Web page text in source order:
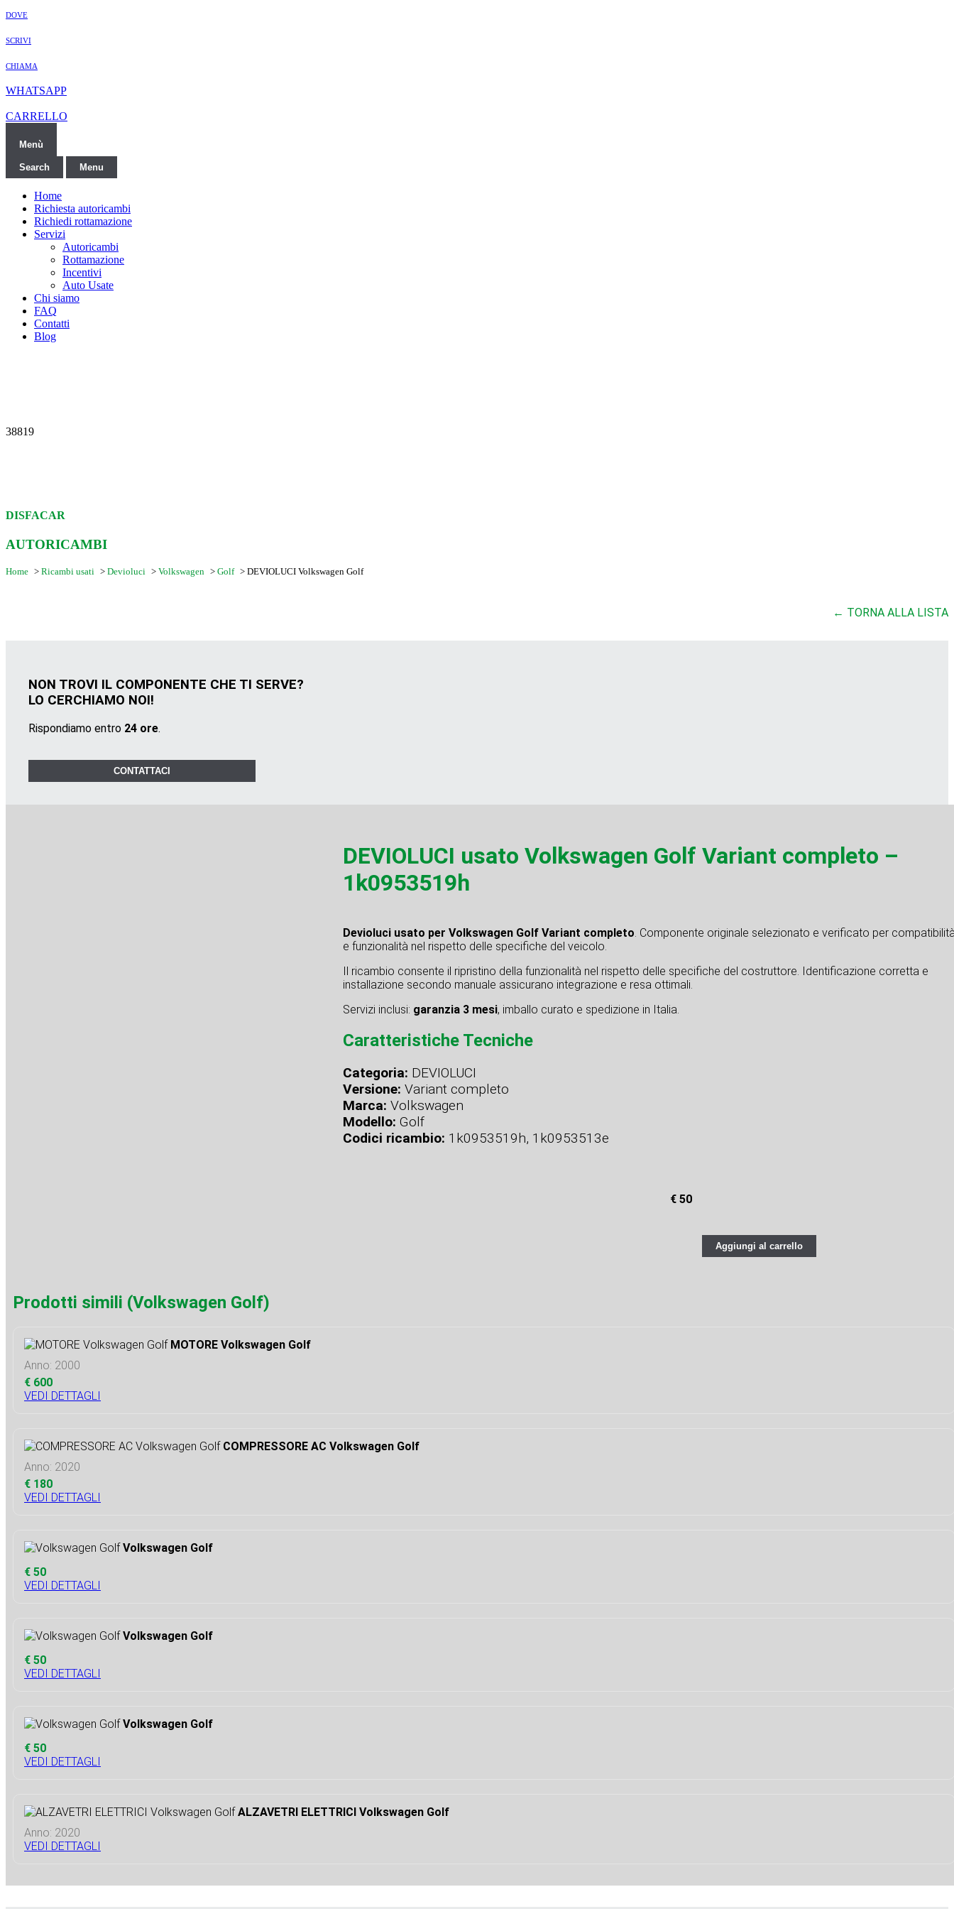
DOVE
SCRIVI
CHIAMA
WHATSAPP
CARRELLO
Menù
Search Menu
Home
Richiesta autoricambi
Richiedi rottamazione
Servizi
Autoricambi
Rottamazione
Incentivi
Auto Usate
Chi siamo
FAQ
Contatti
Blog
38819
DISFACAR
AUTORICAMBI
Home > Ricambi usati > Devioluci > Volkswagen > Golf > DEVIOLUCI Volkswagen Golf
← TORNA ALLA LISTA
NON TROVI IL COMPONENTE CHE TI SERVE?
LO CERCHIAMO NOI!
Rispondiamo entro 24 ore.
CONTATTACI
DEVIOLUCI usato Volkswagen Golf Variant completo –
1k0953519h
Devioluci usato per Volkswagen Golf Variant completo. Componente originale selezionato e verificato per
e funzionalità nel rispetto delle specifiche del veicolo.
Il ricambio consente il ripristino della funzionalità nel rispetto delle specifiche del costruttore. Identificazione corretta e
installazione secondo manuale assicurano integrazione e resa ottimali.
Servizi inclusi: garanzia 3 mesi, imballo curato e spedizione in Italia.
Caratteristiche Tecniche
Categoria: DEVIOLUCI
Versione: Variant completo
Marca: Volkswagen
Modello: Golf
Codici ricambio: 1k0953519h, 1k0953513e
€ 50
Aggiungi al carrello
Prodotti simili (Volkswagen Golf)
MOTORE Volkswagen Golf
Anno: 2000
€ 600
VEDI DETTAGLI
COMPRESSORE AC Volkswagen Golf
Anno: 2020
€ 180
VEDI DETTAGLI
Volkswagen Golf
€ 50
VEDI DETTAGLI
Volkswagen Golf
€ 50
VEDI DETTAGLI
Volkswagen Golf
€ 50
VEDI DETTAGLI
ALZAVETRI ELETTRICI Volkswagen Golf
Anno: 2020
VEDI DETTAGLI